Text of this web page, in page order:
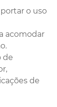
o uso
acomodar
de
de